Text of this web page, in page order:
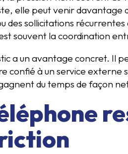
elle peut venir davantage
des sollicitations récurrentes
souvent la coordination
a un avantage concret. Il
confié à un service externe
du temps de façon